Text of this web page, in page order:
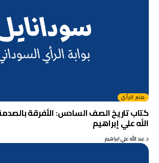
منبر الرأي
كتاب تاريخ الصف السادس: الأفرقة
الله علي إبراهيم
د.عبد الله علي ابراهيم